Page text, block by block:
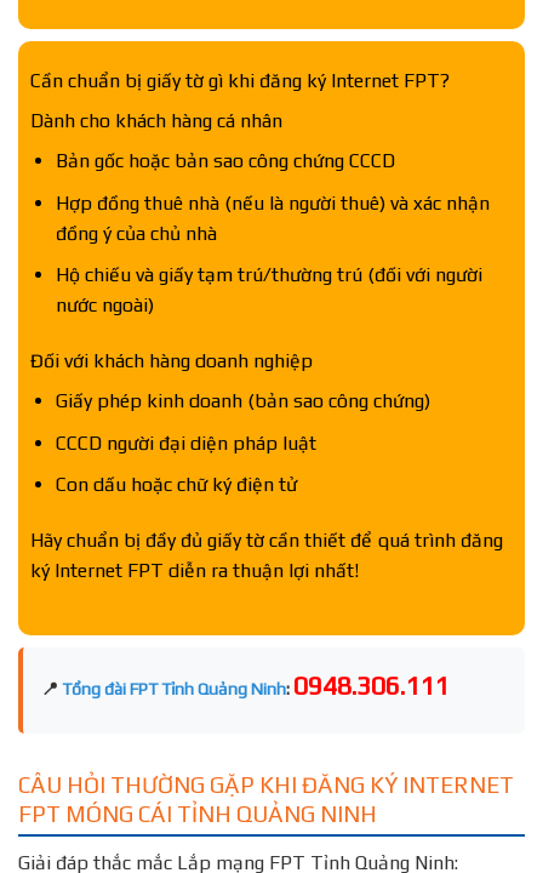
Cần chuẩn bị giấy tờ gì khi đăng ký Internet FPT?
Dành cho khách hàng cá nhân
Bản gốc hoặc bản sao công chứng CCCD
Hợp đồng thuê nhà (nếu là người thuê) và xác nhận
đồng ý của chủ nhà
Hộ chiếu và giấy tạm trú/thường trú (đối với người
nước ngoài)
Đối với khách hàng doanh nghiệp
Giấy phép kinh doanh (bản sao công chứng)
CCCD người đại diện pháp luật
Con dấu hoặc chữ ký điện tử
Hãy chuẩn bị đầy đủ giấy tờ cần thiết để quá trình đăng
ký Internet FPT diễn ra thuận lợi nhất!
📍 Tổng đài FPT Tỉnh Quảng Ninh: 0948.306.111
CÂU HỎI THƯỜNG GẶP KHI ĐĂNG KÝ INTERNET
FPT MÓNG CÁI TỈNH QUẢNG NINH
Giải đáp thắc mắc Lắp mạng FPT Tỉnh Quảng Ninh: